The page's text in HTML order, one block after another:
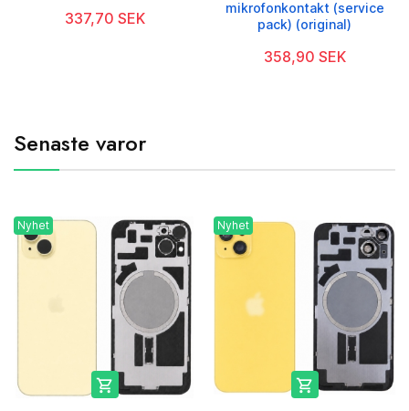
337,70 SEK
mikrofonkontakt (service
pack) (original)
358,90 SEK
Senaste varor
Nyhet

Nyhet
